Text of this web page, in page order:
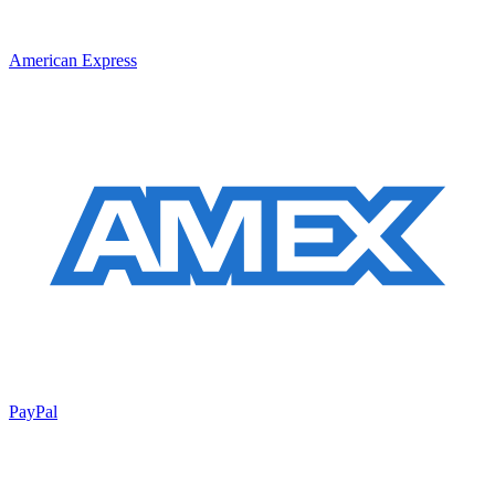
American Express
PayPal